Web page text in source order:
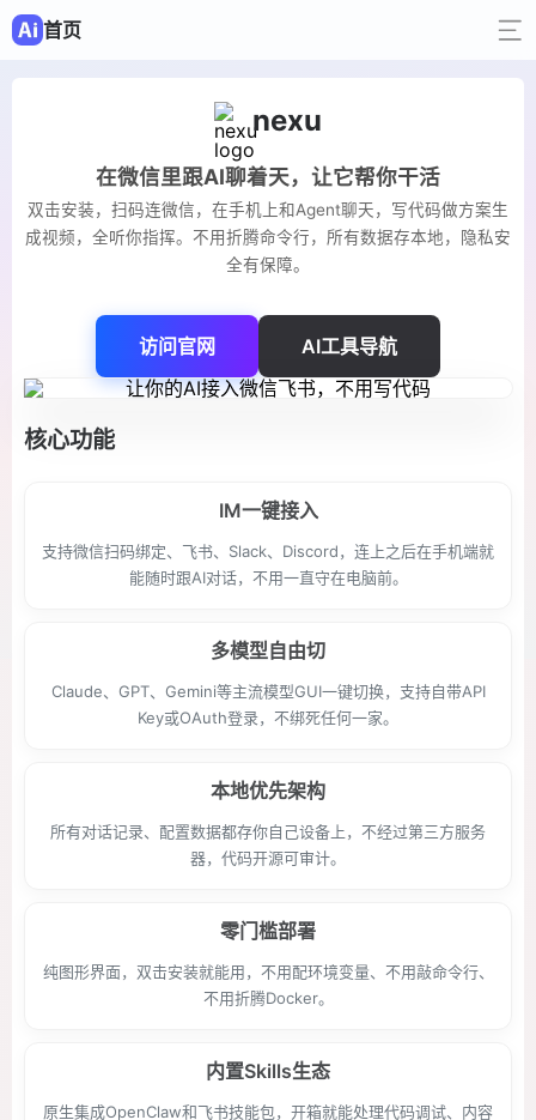
首页
nexu
在微信里跟AI聊着天，让它帮你干活
双击安装，扫码连微信，在手机上和Agent聊天，写代码做方案生
成视频，全听你指挥。不用折腾命令行，所有数据存本地，隐私安
全有保障。
访问官网 AI工具导航
核心功能
IM一键接入
支持微信扫码绑定、飞书、Slack、Discord，连上之后在手机端就
能随时跟AI对话，不用一直守在电脑前。
多模型自由切
Claude、GPT、Gemini等主流模型GUI一键切换，支持自带API
Key或OAuth登录，不绑死任何一家。
本地优先架构
所有对话记录、配置数据都存你自己设备上，不经过第三方服务
器，代码开源可审计。
零门槛部署
纯图形界面，双击安装就能用，不用配环境变量、不用敲命令行、
不用折腾Docker。
内置Skills生态
原生集成OpenClaw和飞书技能包，开箱就能处理代码调试、内容